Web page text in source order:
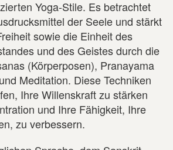
Yoga-Stile. Es betrachtet
der Seele und stärkt
sowie die Einheit des
und des Geistes durch die
(Körperposen), Pranayama
Meditation. Diese Techniken
Ihre Willenskraft zu stärken
und Ihre Fähigkeit, Ihre
zu verbessern.